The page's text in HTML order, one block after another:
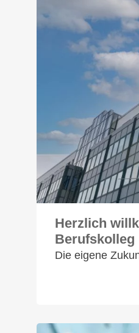
Herzlich
Berufskolleg
Die eigene